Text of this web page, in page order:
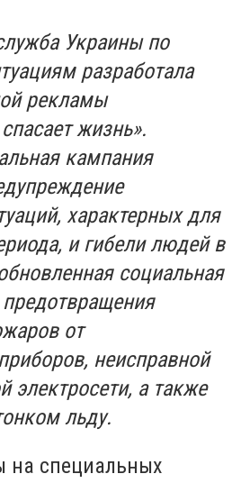
Украины по
разработала
рекламы
жизнь».
кампания
характерных для
и гибели людей в
социальная
от
неисправной
электросети, а также
льду.
на специальных